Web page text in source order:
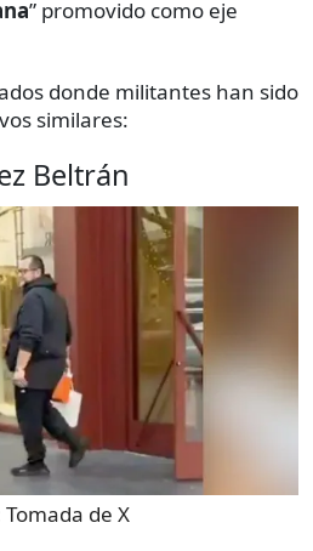
” promovido como eje
donde militantes han sido
similares:
Beltrán
Tomada de X